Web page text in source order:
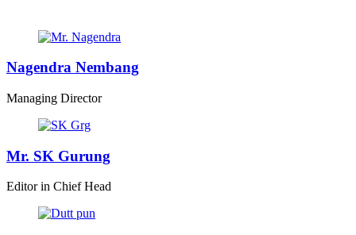
Nagendra Nembang
Managing Director
Mr. SK Gurung
Editor in Chief Head